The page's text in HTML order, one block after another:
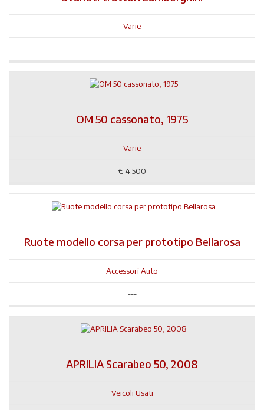
Varie
---
OM 50 cassonato, 1975
Varie
€ 4.500
Ruote modello corsa per prototipo Bellarosa
Accessori Auto
---
APRILIA Scarabeo 50, 2008
Veicoli Usati